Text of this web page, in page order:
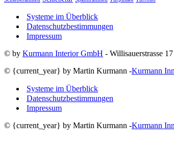
Systeme im Überblick
Datenschutzbestimmungen
Impressum
© by Kurmann Interior GmbH - Willisauerstrasse
© {current_year} by Martin Kurmann -Kurmann
Systeme im Überblick
Datenschutzbestimmungen
Impressum
© {current_year} by Martin Kurmann -Kurmann